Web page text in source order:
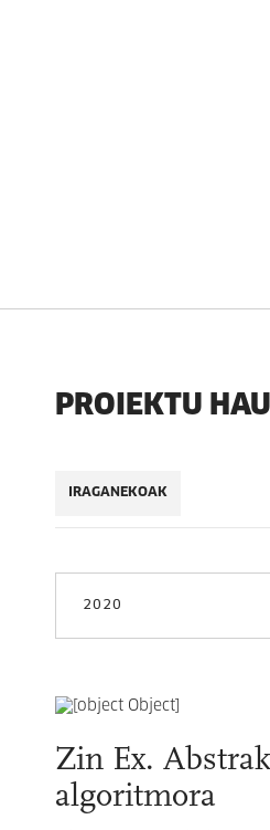
PROIEKTU
IRAGANEKOAK
2020
Zin Ex.
algoritmora